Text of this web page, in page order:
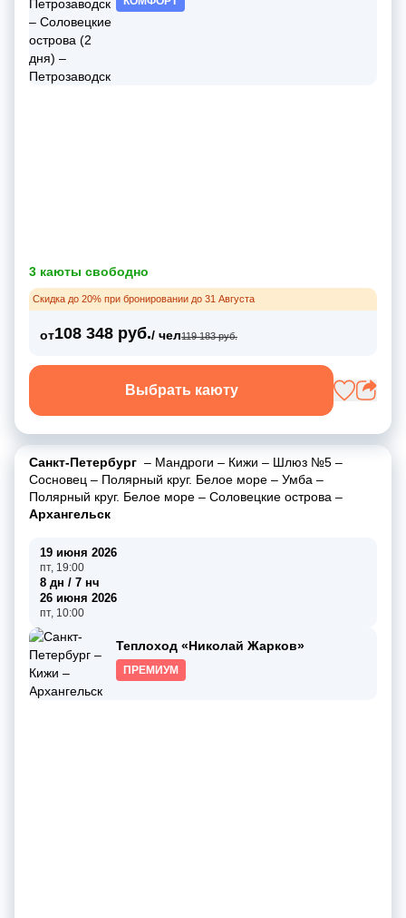
3 каюты свободно
Скидка до 20% при бронировании до 31 Августа
от108 348 руб./ чел119 183 руб.
Выбрать каюту
Санкт-Петербург – Мандроги – Кижи – Шлюз №5 –
Сосновец – Полярный круг. Белое море – Умба –
Полярный круг. Белое море – Соловецкие острова –
Архангельск
19 июня 2026
пт, 19:00
8 дн / 7 нч
26 июня 2026
пт, 10:00
Теплоход «Николай Жарков»
ПРЕМИУМ